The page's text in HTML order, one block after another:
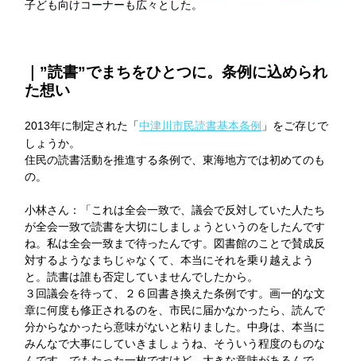
子ども向けコーナーも広々とした。
｜”読書”でまちをひとつに。条例に込められ
た想い
2013年に制定された「中津川市民読書基本条例 」をご存じで
しょうか。
住民の読書活動を推進する条例で、東海地方では初めてのも
の。
小林さん：「これは全会一致で、議会で反対していた人たち
が全会一致で読書を大切にしましょうというのをしたんです
ね。私は全会一致まで待ったんです。図書館のことで賛成反
対するようなまちじゃなくて、本当にそれを乗り越えよう
と。読書は誰も否定していませんでしたから。
３回議会を待って、２６回書き換えた条例です。画一的な文
章に何度も修正されるのを、市民に届かなかったら、読んで
分からなかったら意味がないと粘りました。中身は、本当に
みんなで大事にしていきましょうね、そういう程度のものな